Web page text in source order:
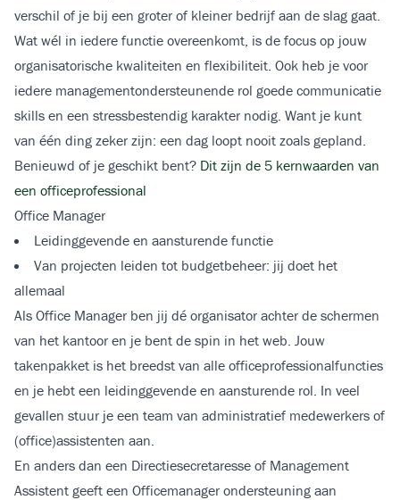
verschil of je bij een groter of kleiner bedrijf aan de slag gaat.
Wat wél in iedere functie overeenkomt, is de focus op jouw
organisatorische kwaliteiten en flexibiliteit. Ook heb je voor
iedere managementondersteunende rol goede communicatie
skills en een stressbestendig karakter nodig. Want je kunt
van één ding zeker zijn: een dag loopt nooit zoals gepland.
Benieuwd of je geschikt bent? Dit zijn de 5 kernwaarden van
een officeprofessional
Office Manager
Leidinggevende en aansturende functie
Van projecten leiden tot budgetbeheer: jij doet het
allemaal
Als Office Manager ben jij dé organisator achter de schermen
van het kantoor en je bent de spin in het web. Jouw
takenpakket is het breedst van alle officeprofessionalfuncties
en je hebt een leidinggevende en aansturende rol. In veel
gevallen stuur je een team van administratief medewerkers of
(office)assistenten aan.
En anders dan een Directiesecretaresse of Management
Assistent geeft een Officemanager ondersteuning aan